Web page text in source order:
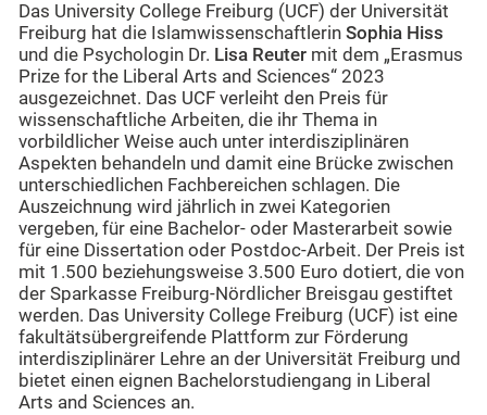
Das University College Freiburg (UCF) der Universität
Freiburg hat die Islamwissenschaftlerin Sophia Hiss
und die Psychologin Dr. Lisa Reuter mit dem „Erasmus
Prize for the Liberal Arts and Sciences“ 2023
ausgezeichnet. Das UCF verleiht den Preis für
wissenschaftliche Arbeiten, die ihr Thema in
vorbildlicher Weise auch unter interdisziplinären
Aspekten behandeln und damit eine Brücke zwischen
unterschiedlichen Fachbereichen schlagen. Die
Auszeichnung wird jährlich in zwei Kategorien
vergeben, für eine Bachelor- oder Masterarbeit sowie
für eine Dissertation oder Postdoc-Arbeit. Der Preis ist
mit 1.500 beziehungsweise 3.500 Euro dotiert, die von
der Sparkasse Freiburg-Nördlicher Breisgau gestiftet
werden. Das University College Freiburg (UCF) ist eine
fakultätsübergreifende Plattform zur Förderung
interdisziplinärer Lehre an der Universität Freiburg und
bietet einen eignen Bachelorstudiengang in Liberal
Arts and Sciences an.